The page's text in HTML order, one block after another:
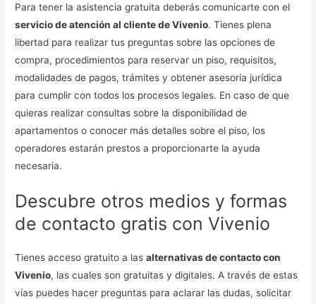
Para tener la asistencia gratuita deberás comunicarte con el
servicio de atención al cliente de Vivenio. Tienes plena
libertad para realizar tus preguntas sobre las opciones de
compra, procedimientos para reservar un piso, requisitos,
modalidades de pagos, trámites y obtener asesoría jurídica
para cumplir con todos los procesos legales. En caso de que
quieras realizar consultas sobre la disponibilidad de
apartamentos o conocer más detalles sobre el piso, los
operadores estarán prestos a proporcionarte la ayuda
necesaria.
Descubre otros medios y formas
de contacto gratis con Vivenio
Tienes acceso gratuito a lasalternativas de contacto con
Vivenio, las cuales son gratuitas y digitales. A través de estas
vías puedes hacer preguntas para aclarar las dudas, solicitar